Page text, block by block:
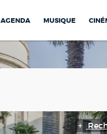
AGENDA MUSIQUE